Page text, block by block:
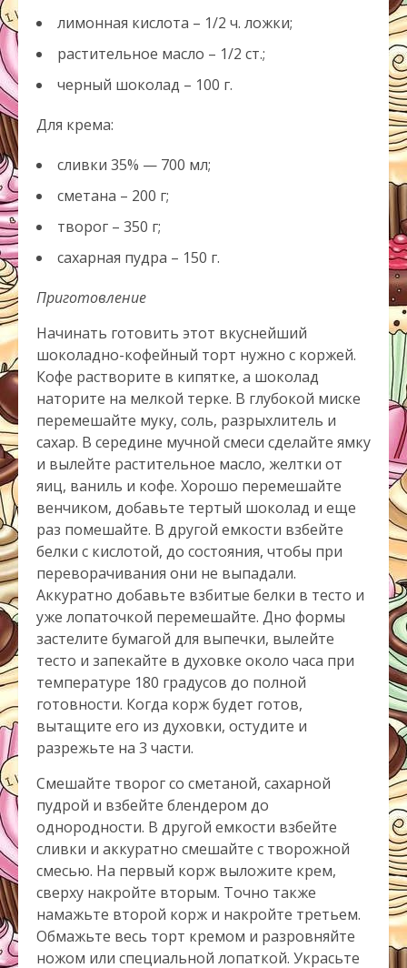
лимонная кислота – 1/2 ч. ложки;
растительное масло – 1/2 ст.;
черный шоколад – 100 г.
Для крема:
сливки 35% — 700 мл;
сметана – 200 г;
творог – 350 г;
сахарная пудра – 150 г.
Приготовление
Начинать готовить этот вкуснейший
шоколадно-кофейный торт нужно с коржей.
Кофе растворите в кипятке, а шоколад
наторите на мелкой терке. В глубокой миске
перемешайте муку, соль, разрыхлитель и
сахар. В середине мучной смеси сделайте ямку
и вылейте растительное масло, желтки от
яиц, ваниль и кофе. Хорошо перемешайте
венчиком, добавьте тертый шоколад и еще
раз помешайте. В другой емкости взбейте
белки с кислотой, до состояния, чтобы при
переворачивания они не выпадали.
Аккуратно добавьте взбитые белки в тесто и
уже лопаточкой перемешайте. Дно формы
застелите бумагой для выпечки, вылейте
тесто и запекайте в духовке около часа при
температуре 180 градусов до полной
готовности. Когда корж будет готов,
вытащите его из духовки, остудите и
разрежьте на 3 части.
Смешайте творог со сметаной, сахарной
пудрой и взбейте блендером до
однородности. В другой емкости взбейте
сливки и аккуратно смешайте с творожной
смесью. На первый корж выложите крем,
сверху накройте вторым. Точно также
намажьте второй корж и накройте третьем.
Обмажьте весь торт кремом и разровняйте
ножом или специальной лопаткой. Украсьте